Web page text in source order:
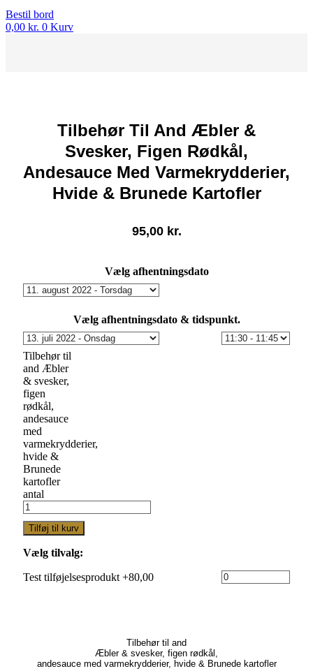
Bestil bord
0,00 kr. 0 Kurv
Tilbehør Til And Æbler &
Svesker, Figen Rødkål,
Andesauce Med Varmekrydderier,
Hvide & Brunede Kartofler
95,00 kr.
Vælg afhentningsdato
Vælg afhentningsdato & tidspunkt.
Tilbehør til
and Æbler
& svesker,
figen
rødkål,
andesauce
med
varmekrydderier,
hvide &
Brunede
kartofler
antal
Tilføj til kurv
Vælg tilvalg:
Test tilføjelsesprodukt +80,00
Tilbehør til and
Æbler & svesker, figen rødkål,
andesauce med varmekrydderier, hvide & Brunede kartofler